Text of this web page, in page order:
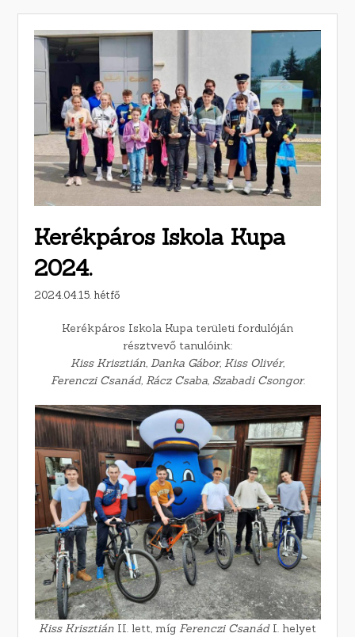
Kerékpáros Iskola Kupa
2024.
2024.04.15. hétfő
Kerékpáros Iskola Kupa területi fordulóján
résztvevő tanulóink:
Kiss Krisztián, Danka Gábor, Kiss Olivér,
Ferenczi Csanád, Rácz Csaba, Szabadi Csongor.
Kiss Krisztián II. lett, míg Ferenczi CsanádI. helyet